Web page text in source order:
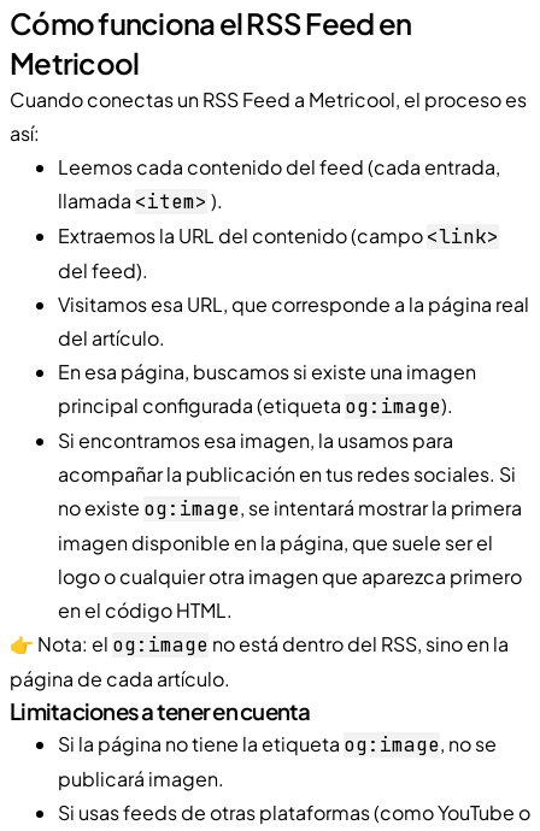
Cómo funciona el RSS Feed en
Metricool
Cuando conectas un RSS Feed a Metricool, el proceso es
así:
Leemos cada contenido del feed (cada entrada,
llamada <item> ).
Extraemos la URL del contenido (campo<link>
del feed).
Visitamos esa URL, que corresponde a la página real
del artículo.
En esa página, buscamos si existe una imagen
principal configurada (etiqueta og:image).
Si encontramos esa imagen, la usamos para
acompañar la publicación en tus redes sociales. Si
no existe og:image, se intentará mostrar la primera
imagen disponible en la página, que suele ser el
logo o cualquier otra imagen que aparezca primero
en el código HTML.
👉 Nota: el og:image no está dentro del RSS, sino en la
página de cada artículo.
Limitaciones a tener en cuenta
Si la página no tiene la etiqueta og:image, no se
publicará imagen.
Si usas feeds de otras plataformas (como YouTube o